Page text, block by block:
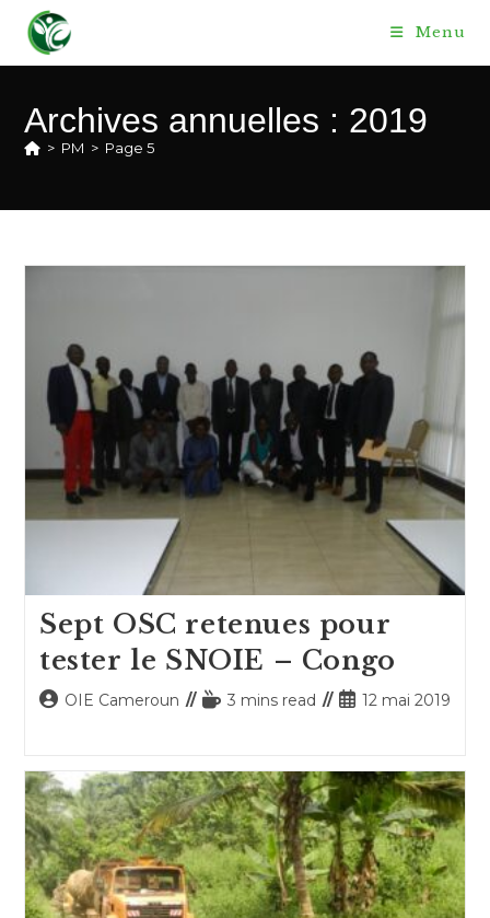
content
Menu
Archives annuelles : 2019
> PM > Page 5
Sept OSC retenues pour
tester le SNOIE – Congo
Auteur/autrice
publication :
OIE Cameroun
Temps3 mins read
Publication
12 mai 2019